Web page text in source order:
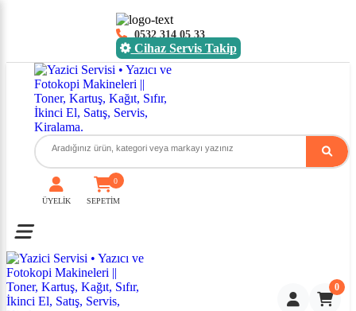
0532 314 05 33
Cihaz Servis Takip
ÜYELİK SEPETİM
0
Toggle mobile menu
0